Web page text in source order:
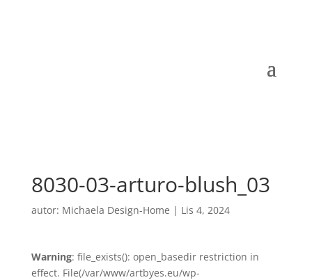
8030-03-arturo-blush_03
autor: Michaela Design-Home | Lis 4, 2024
Warning: file_exists(): open_basedir restriction in
effect. File(/var/www/artbyes.eu/wp-